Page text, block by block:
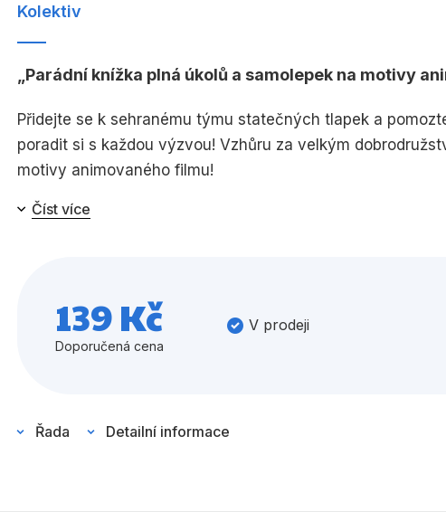
Umění a kultura Výchova a
Zdraví a životní styl
Kolektiv
Parádní knížka plná úkolů a samolepek na motivy
Přidejte se k sehranému týmu statečných tlapek a
poradit si s každou výzvou! Vzhůru za velkým
motivy animovaného filmu!
Číst více
139 Kč
Doporučená cena
V prodeji
Řada Detailní informace